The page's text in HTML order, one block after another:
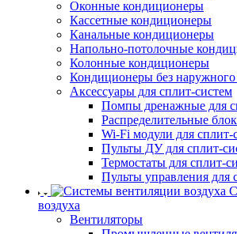
Оконные кондиционеры
Кассетные кондиционеры
Канальные кондиционеры
Напольно-потолочные
Колонные кондиционеры
Кондиционеры без наружного
Аксессуары для сплит-систем
Помпы дренажные для
Распределительные
Wi-Fi модули для сплит-
Пульты ДУ для сплит-
Термостаты для сплит-
Пульты управления для
воздуха
Вентиляторы